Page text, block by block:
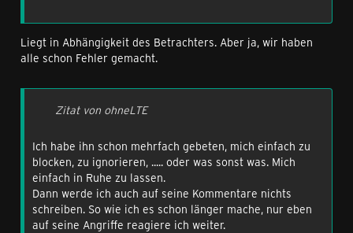
Liegt in Abhängigkeit des Betrachters. Aber ja, wir haben
alle schon Fehler gemacht.
Zitat von ohneLTE
Ich habe ihn schon mehrfach gebeten, mich einfach zu
blocken, zu ignorieren, ..... oder was sonst was. Mich
einfach in Ruhe zu lassen.
Dann werde ich auch auf seine Kommentare nichts
schreiben. So wie ich es schon länger mache, nur eben
auf seine Angriffe reagiere ich weiter.